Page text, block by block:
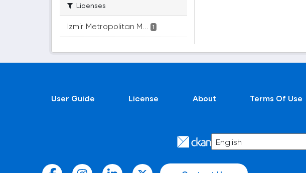
Licenses
Izmir Metropolitan M... 1
User Guide License About Terms Of Use